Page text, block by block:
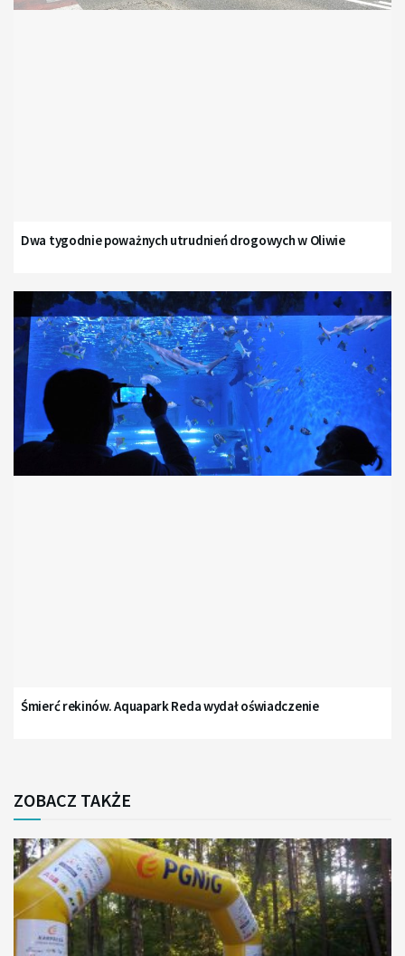
Dwa tygodnie poważnych utrudnień drogowych w Oliwie
Śmierć rekinów. Aquapark Reda wydał oświadczenie
ZOBACZ TAKŻE